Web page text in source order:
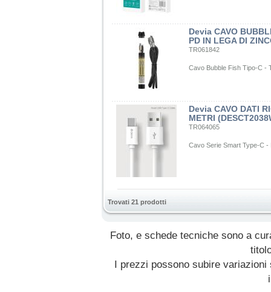
Devia CAVO
PD IN LEGA DI
TR061842
Cavo Bubble Fish Tipo-C -
Devia CAVO DATI
METRI
TR064065
Cavo Serie Smart Type-C
Trovati 21 prodotti
Foto, e schede tecniche sono a
I prezzi possono subire